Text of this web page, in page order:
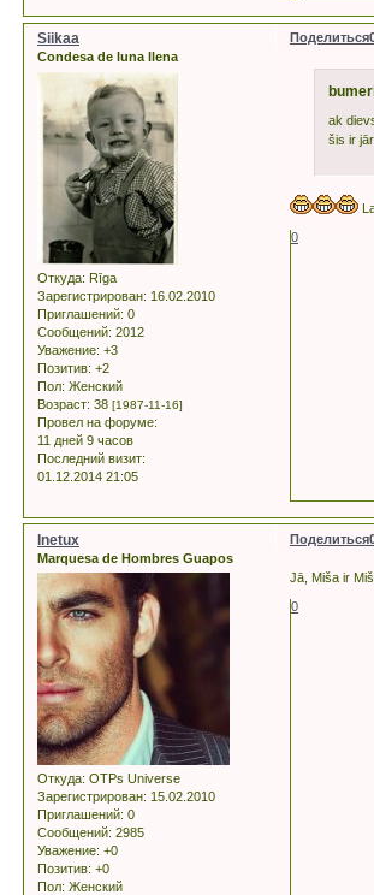
Поделиться
Siikaa
Condesa de luna llena
Откуда: Rīga
Зарегистрирован: 16.02.2010
Приглашений: 0
Сообщений: 2012
Уважение: +3
Позитив: +2
Пол: Женский
Возраст: 38 [1987-11-16]
Провел на форуме:
11 дней 9 часов
Последний визит:
01.12.2014 21:05
ak
šis ir
0
Поделиться
Inetux
Marquesa de Hombres Guapos
Откуда: OTPs Universe
Зарегистрирован: 15.02.2010
Приглашений: 0
Сообщений: 2985
Уважение: +0
Позитив: +0
Пол: Женский
Jā, Miša ir
0